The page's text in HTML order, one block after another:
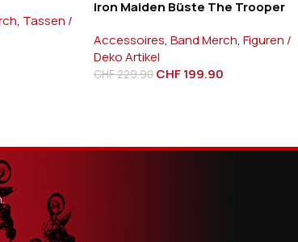
, Tassen /
Iron Maiden Büste The Trooper
Accessoires, Band Merch, Figuren /
Deko Artikel
CHF229.90 CHF199.90